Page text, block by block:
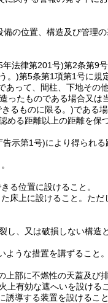
の位置、構造及び管理
年法律第201号)第2条第9
。)第5条第1項第1号に規
あって、間柱、下地その
ったものである場合又は
るものに限る。)である
る距離以上の距離を保つ
告示第1号)により得られる
る位置に設けること。
床上に設けること。 ただ
し、又は破損しない構造
うな措置を講ずること。
部に不燃性の天蓋及び
有効な遮へいを設けるこ
導する装置を設けること